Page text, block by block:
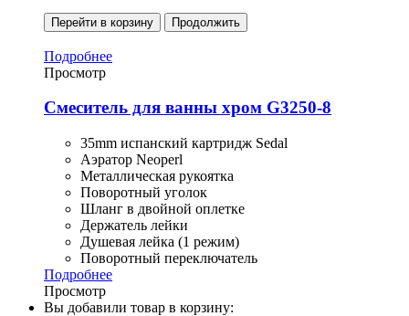
Перейти в корзину Продолжить
Подробнее
Просмотр
Смеситель для ванны хром G3250-8
35mm испанский картридж Sedal
Аэратор Neoperl
Металлическая рукоятка
Поворотный уголок
Шланг в двойной оплетке
Держатель лейки
Душевая лейка (1 режим)
Поворотный переключатель
Подробнее
Просмотр
Вы добавили товар в корзину: